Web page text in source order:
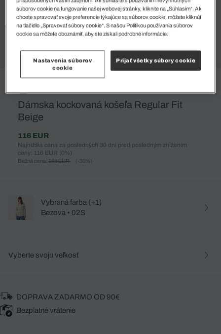
Dámska kockovaná košeľa Regular Fit
Beige
116 EUR
Najnižšia cena za posledných 30 dní pred posledným znížením
ceny: 116 EUR (0%)
Bežná cena: 166 EUR (-30%)
Vybraná farba (+1)
Bezova • 02S
Vyberte svoju veľkosť
DOPRAVA ZADARMO OD 90€
Bezplatné vrátenie
súborov cookie na fungovanie našej webovej stránky, kliknite na „Súhlasím“. Ak
chcete spravovať svoje preferencie týkajúce sa súborov cookie, môžete kliknúť
na tlačidlo „Spravovať súbory cookie“. S našou Politikou používania súborov
cookie sa môžete oboznámiť, aby ste získali podrobné informácie.
Nastavenia súborov
cookie
Prijať všetky súbory cookie